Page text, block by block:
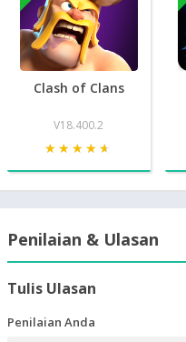
Clash of Clans
V18.400.2
★★★★★
★★★★★
Penilaian & Ulasan
Tulis Ulasan
Penilaian Anda